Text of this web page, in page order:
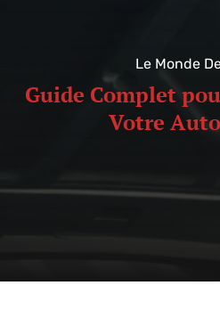
Le Monde
Guide Complet
Votre